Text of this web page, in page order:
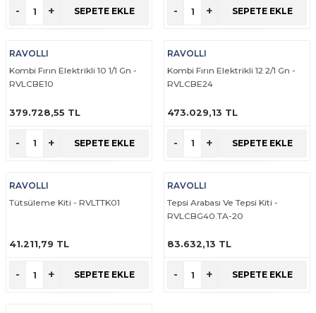
- + SEPETE EKLE - + SEPETE EKLE
RAVOLLI
Kombi Fırın Elektrikli 10 1/1 Gn -
RVLCBE10
379.728,55 TL
- + SEPETE EKLE
RAVOLLI
Kombi Fırın Elektrikli 12 2/1 Gn -
RVLCBE24
473.029,13 TL
- + SEPETE EKLE
RAVOLLI
Tütsüleme Kiti - RVLTTK01
41.211,79 TL
- + SEPETE EKLE
RAVOLLI
Tepsi Arabası Ve Tepsi Kiti -
RVLCBG40.TA-20
83.632,13 TL
- + SEPETE EKLE